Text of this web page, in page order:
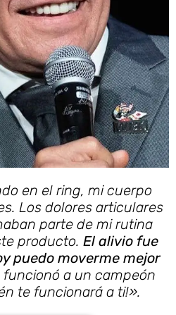
en el ring, mi cuerpo
Los dolores articulares
parte de mi rutina
producto. El alivio fue
puedo moverme mejor
funcionó a un campeón
te funcionará a ti!».